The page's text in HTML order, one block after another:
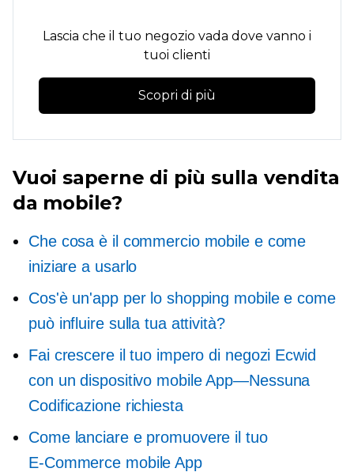
Lascia che il tuo negozio vada dove vanno i
tuoi clienti
Scopri di più
Vuoi saperne di più sulla vendita
da mobile?
Che cosa è il commercio mobile e come
iniziare a usarlo
Cos'è un'app per lo shopping mobile e come
può influire sulla tua attività?
Fai crescere il tuo impero di negozi Ecwid
con un dispositivo mobileApp—Nessuna
Codificazione richiesta
Come lanciare e promuovere il tuo
E-Commerce mobile App